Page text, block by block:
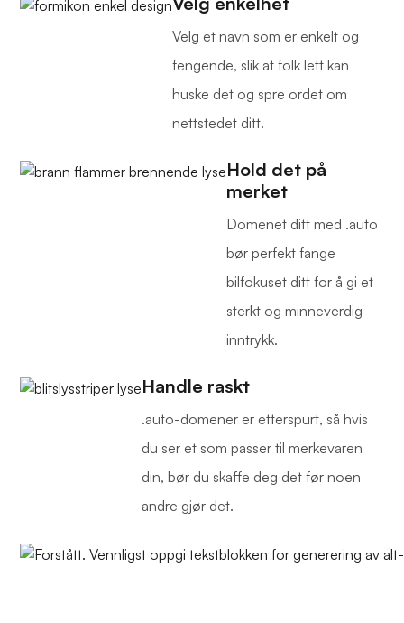
Velg et navn som er enkelt og
fengende, slik at folk lett kan
huske det og spre ordet om
nettstedet ditt.
Hold det på
merket
Domenet ditt med .auto
bør perfekt fange
bilfokuset ditt for å gi et
sterkt og minneverdig
inntrykk.
Handle raskt
.auto-domener er etterspurt, så hvis
du ser et som passer til merkevaren
din, bør du skaffe deg det før noen
andre gjør det.